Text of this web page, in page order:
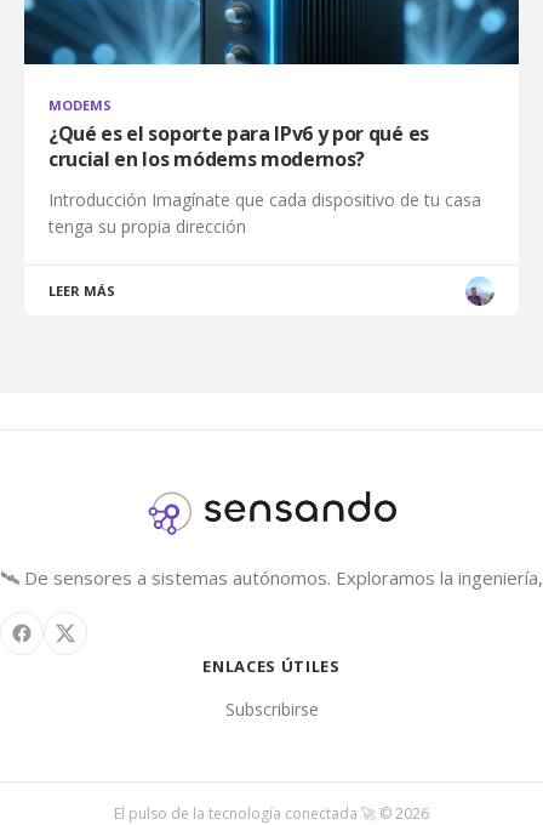
MODEMS
¿Qué es el soporte para IPv6 y por qué es
crucial en los módems modernos?
Introducción Imagínate que cada dispositivo de tu casa
tenga su propia dirección
LEER MÁS
🛰️ De sensores a sistemas autónomos. Exploramos la
ENLACES ÚTILES
Subscribirse
El pulso de la tecnología conectada 🚀 © 2026